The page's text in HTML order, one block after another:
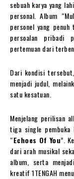
sebuah karya yang
personal. Album
personel yang
persoalan pribadi
pertemuan dari
Dari kondisi tersebut,
menjadi judul,
satu kesatuan.
Menjelang perilisan
tiga single pembuka
“Echoes Of You”.
dari arah musikal
album, serta
kreatif 1TENGAH